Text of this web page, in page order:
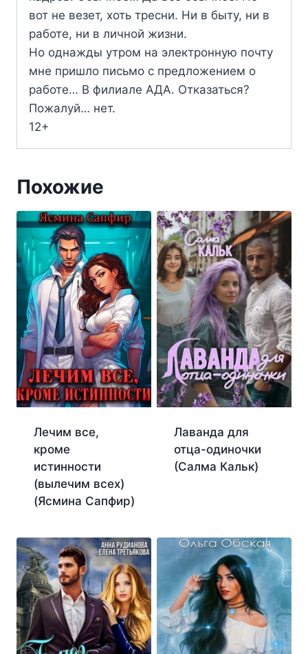
вот не везет, хоть тресни. Ни в быту, ни в
работе, ни в личной жизни.
Но однажды утром на электронную почту
мне пришло письмо с предложением о
работе… В филиале АДА. Отказаться?
Пожалуй… нет.
12+
Похожие
Лечим все,
кроме
истинности
(вылечим всех)
(Ясмина Сапфир)
Лаванда для
отца-одиночки
(Салма Кальк)